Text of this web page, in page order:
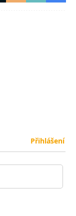
Přihlášení